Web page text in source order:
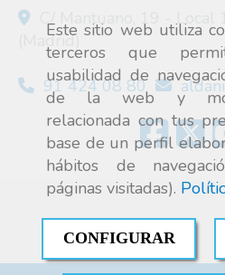
Este sitio web utiliza
terceros que
usabilidad de
de la web y
relacionada con tus
base de un perfil
hábitos de
páginas visitadas).
CONFIGURAR
C/ Mantuano, 19 - Local
(Madrid)
91 424 08 80